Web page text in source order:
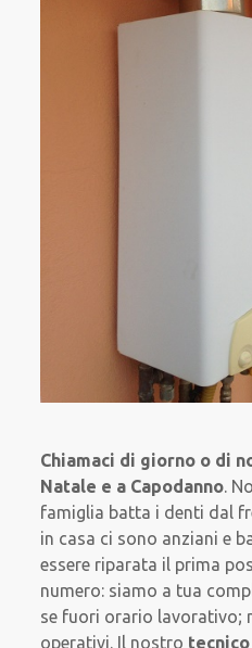
Chiamaci di giorno o di
Natale e a Capodanno.
famiglia batta i denti dal
in casa ci sono anziani e
essere riparata il prima
numero: siamo a tua
se fuori orario lavorativo;
operativi. Il nostro